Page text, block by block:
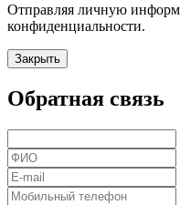
Отправляя личную
конфиденциальности.
Закрыть
Обратная связь